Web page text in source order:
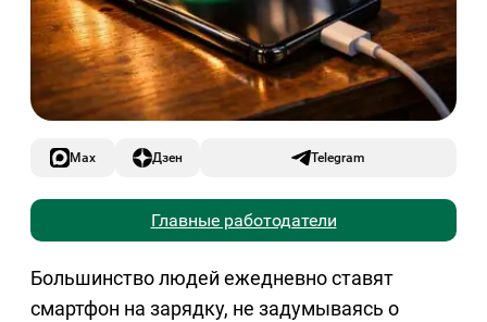
Max Дзен Telegram
Главные работодатели
Большинство людей ежедневно ставят
смартфон на зарядку, не задумываясь о